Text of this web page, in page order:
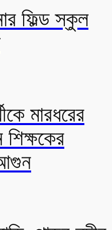
ফিল্ড স্কুল
মারধরের